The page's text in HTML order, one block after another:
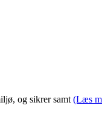
og sikrer samt (Læs